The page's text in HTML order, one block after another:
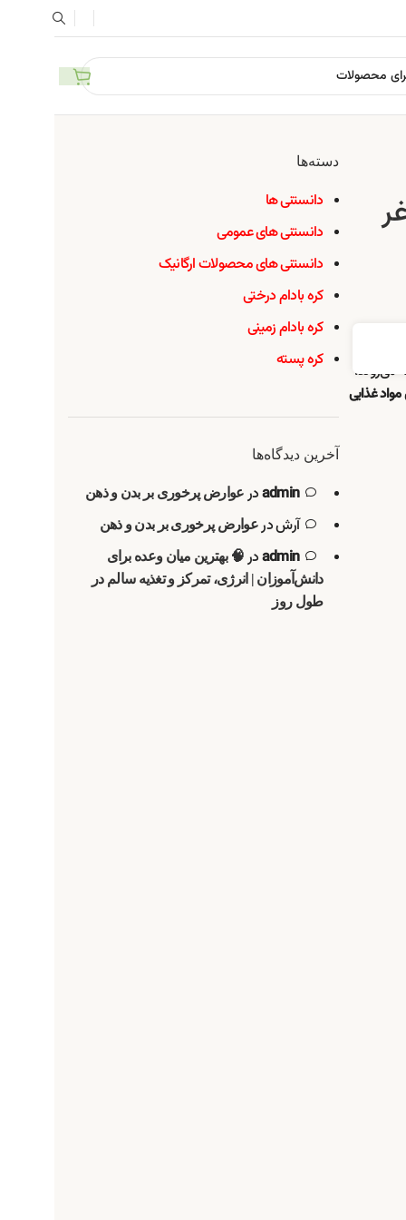
می‌روند،
مواد غذایی
دسته‌ها
دانستنی ها
دانستنی های عمومی
دانستنی های محصولات ارگانیک
کره بادام درختی
کره بادام زمینی
کره پسته
آخرین دیدگاه‌ها
adminدر عوارض پرخوری بر بدن و ذهن
آرشدرعوارض پرخوری بر بدن و ذهن
adminدر 🧠 بهترین میان وعده برای
دانش‌آموزان | انرژی، تمرکز و تغذیه سالم در
طول روز